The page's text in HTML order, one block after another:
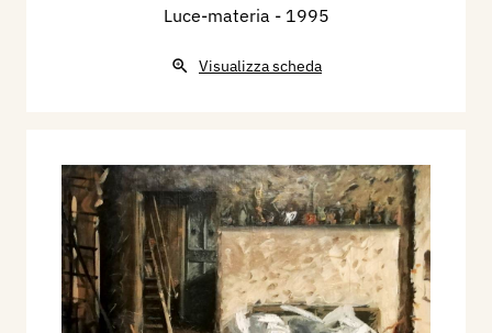
Luce-materia - 1995
Visualizza scheda